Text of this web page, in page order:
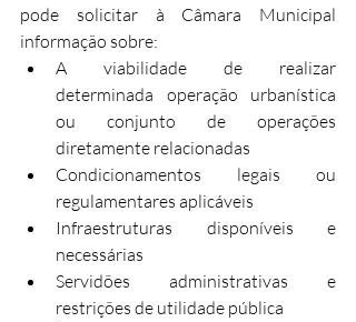
pode solicitar à Câmara Municipal
informação sobre:​
A viabilidade de realizar
determinada operação urbanística
ou conjunto de operações
diretamente relacionadas
Condicionamentos legais ou
regulamentares aplicáveis
Infraestruturas disponíveis e
necessárias
Servidões administrativas e
restrições de utilidade pública